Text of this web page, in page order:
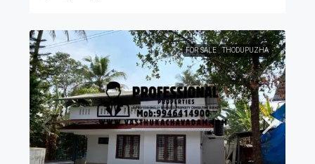
FOR SALE THODUPUZHA